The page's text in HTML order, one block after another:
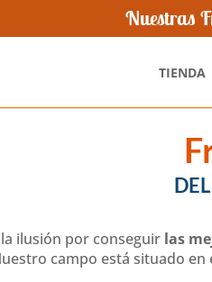
Nuestras
TIENDA
ilusión por conseguir las
campo está situado